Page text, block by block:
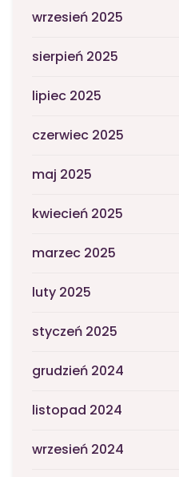
wrzesień 2025
sierpień 2025
lipiec 2025
czerwiec 2025
maj 2025
kwiecień 2025
marzec 2025
luty 2025
styczeń 2025
grudzień 2024
listopad 2024
wrzesień 2024